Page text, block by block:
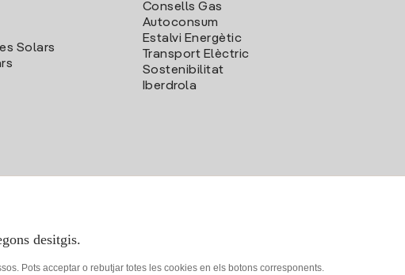
Solars
Consells Gas
Autoconsum
Estalvi Energètic
Transport Elèctric
Sostenibilitat
Iberdrola
desitgis.
Pots acceptar o rebutjar totes les cookies en els botons corresponents.